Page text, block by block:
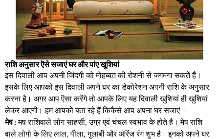
राशि अनुसार ऎसे सजाएं घर और पांए खुशियां
इस दिवाली आप अपनी जिंदगी को मोहब्बत की रोशनी से जगमगा सकते हैं।
इसके लिए आपको इस दिवाली अपने घर का डेकोरेशन अपनी राशि के अनुसार
करना है। अगर आप ऎसा करेंगे तो आपके लिए यह दिवाली खुशियां ही खुशियां
लेकर आएगी। हम आपको बता रहे हैं किकैसे आप अपना घर सजाएं ।
मेष :मष राशिवाले लोग साहसी, उग्र एवं चंचल स्वभाव के होते है। मेष राशि
वाले लोगो के लिए लाल, पीला, गुलाबी और ऑरेंज रंग शुभ है। इनको अपने घर